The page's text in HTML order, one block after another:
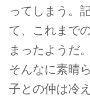
ってしまう。
て、これまで
まったようだ
そんなに素晴
子との仲は冷